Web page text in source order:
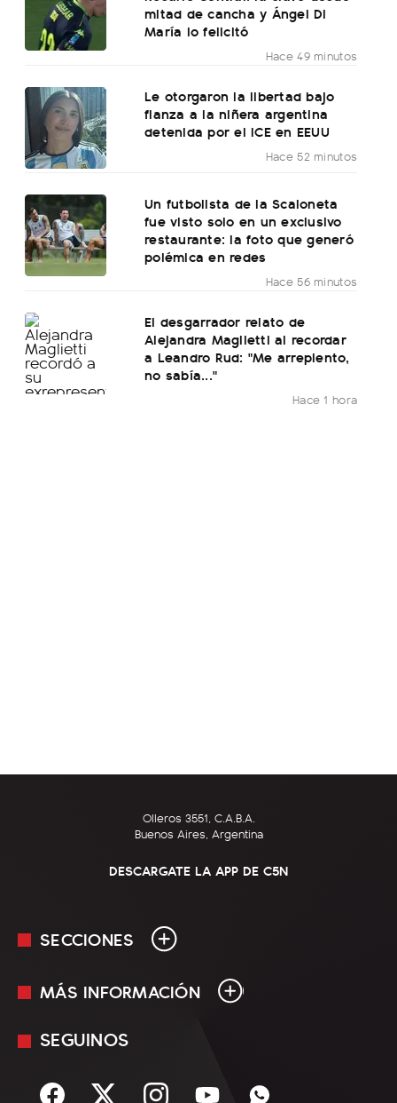
mitad de cancha y Ángel Di
María lo felicitó
Hace 49 minutos
Le otorgaron la libertad bajo
fianza a la niñera argentina
detenida por el ICE en EEUU
Hace 52 minutos
Un futbolista de la Scaloneta
fue visto solo en un exclusivo
restaurante: la foto que generó
polémica en redes
Hace 56 minutos
El desgarrador relato de
Alejandra Maglietti al recordar
a Leandro Rud: "Me arrepiento,
no sabía..."
Hace 1 hora
Olleros 3551, C.A.B.A.
Buenos Aires, Argentina
DESCARGATE LA APP DE C5N
SECCIONES
En Vivo
Sociedad
MÁS INFORMACIÓN
Mediakit
Términos y condiciones
SEGUINOS